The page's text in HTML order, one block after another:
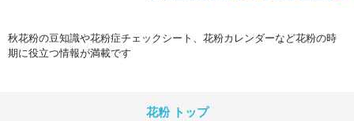
秋花粉の豆知識や花粉症チェックシート、花粉カレンダーなど花粉の時
期に役立つ情報が満載です
花粉 トップ